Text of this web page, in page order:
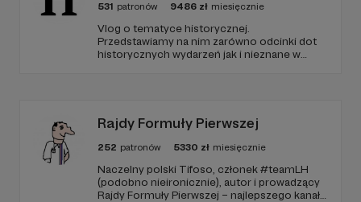
531 patronów 9486 zł miesięcznie
Vlog o tematyce historycznej.
Przedstawiamy na nim zarówno odcinki dot
historycznych wydarzeń jak i nieznane w
Rajdy Formuły Pierwszej
252 patronów 5330 zł miesięcznie
Naczelny polski Tifoso, członek #teamLH
(podobno nieironicznie), autor i prowadzący
Rajdy Formuły Pierwszej – najlepszego kanału